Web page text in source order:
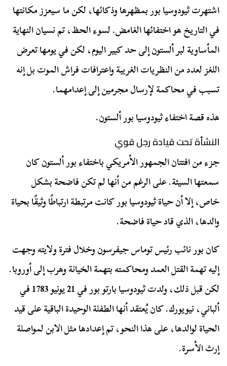
اشتهرت ثيودوسيا بور بمظهرها وذكائها، لكن ما سيعزز مكانتها
في التاريخ هو اختفائها الغامض. لسوء الحظ، تم نسيان النهاية
المأساوية لبر ألستون إلى حد كبير اليوم، لكن في يومها تعرض
اللغز لعدد من النظريات الغريبة واعترافات فراش الموت بل إنه
تسبب في محاكمة لإرسال مجرمين إلى إعدامهما.
هذه قصة اختفاء ثيودوسيا بور ألستون.
النشأة تحت قيادة رجل قوي
جزء من افتتان الجمهور الأمريكي باختفاء بور ألستون كان
سمعتها السيئة. على الرغم من أنها لم تكن فاضحة بشكل
خاص، إلا أن حياة ثيودوسيا بور كانت مرتبطة ارتباطًا وثيقًا بحياة
والدها، الذي قاد حياة فاضحة.
كان بور نائب رئيس توماس جيفرسون وخلال فترة ولايته وجهت
إليه تهمة القتل العمد ومحاكمته بتهمة الخيانة وهرب إلى أوروبا.
لكن قبل ذلك، ولدت ثيودوسيا بارتو بور في 21 يونيو 1783 في
ألباني، نيويورك. كان يُعتقد أنها الطفلة الوحيدة الباقية على قيد
الحياة لوالدها، على هذا النحو، تم إعدادها مثل الابن لمواصلة
إرث الأسرة.